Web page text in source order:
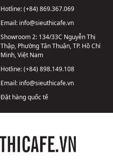
Hotline:(+84) 869.367.069
Email: info@sieuthicafe.vn
Showroom 2: 134/33C Nguyễn Thị
Thập, Phường Tân Thuận, TP. Hồ Chí
Minh, Việt Nam
Hotline:(+84) 898.149.108
Email: info@sieuthicafe.vn
Đặt hàng quốc tế